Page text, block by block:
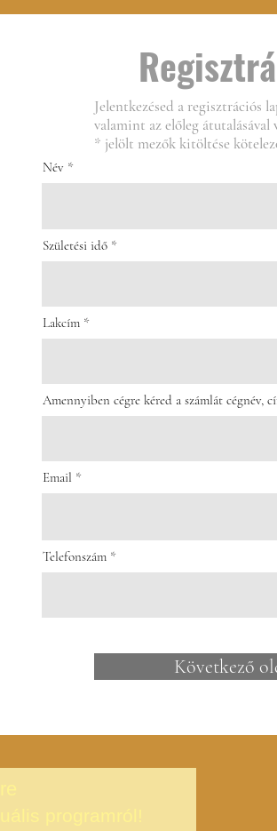
Jelentkezésed a regisztrációs
valamint az előleg átutalásával
* jelölt mezők kitöltése
Név
Születési idő
Lakcím
Amennyiben cégre kéred a számlát cégnév,
Email
Telefonszám
Következő